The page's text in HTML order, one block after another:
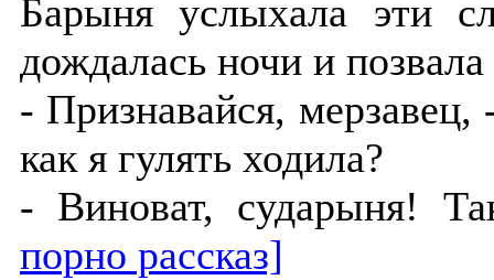
Барыня услыхала эти
дождалась ночи и позвала
- Признавайся,
как я гулять ходила?
- Виноват, сударыня!
порно рассказ]